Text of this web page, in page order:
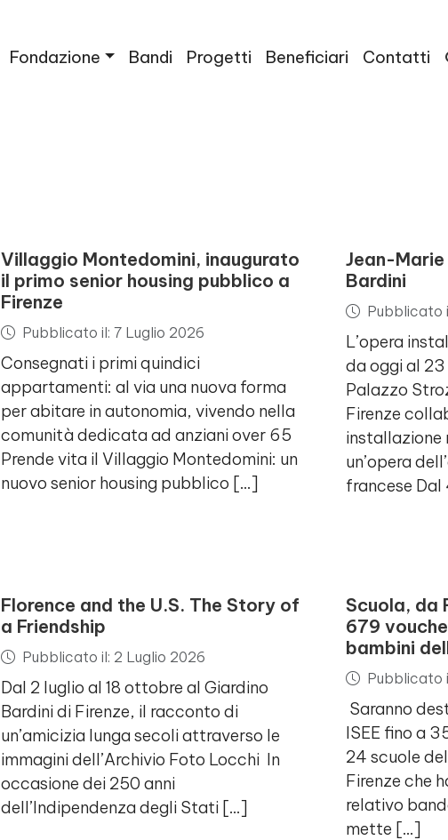
Fondazione Bandi Progetti Beneficiari Contatti
Villaggio Montedomini, inaugurato
il primo senior housing pubblico a
Firenze
Pubblicato il: 7 Luglio 2026
Consegnati i primi quindici
appartamenti: al via una nuova forma
per abitare in autonomia, vivendo nella
comunità dedicata ad anziani over 65
Prende vita il Villaggio Montedomini: un
nuovo senior housing pubblico […]
Jean-
Bardini
Pubblicato
L’opera
da oggi al
Palazzo
Firenze
installazione
un’opera
francese
Florence and the U.S. The Story of
a Friendship
Pubblicato il: 2 Luglio 2026
Dal 2 luglio al 18 ottobre al Giardino
Bardini di Firenze, il racconto di
un’amicizia lunga secoli attraverso le
immagini dell’Archivio Foto Locchi In
occasione dei 250 anni
dell’Indipendenza degli Stati […]
Scuola, da
679
bambini
Pubblicato
Saranno
ISEE fino a
24 scuole
Firenze che
relativo
mette […]